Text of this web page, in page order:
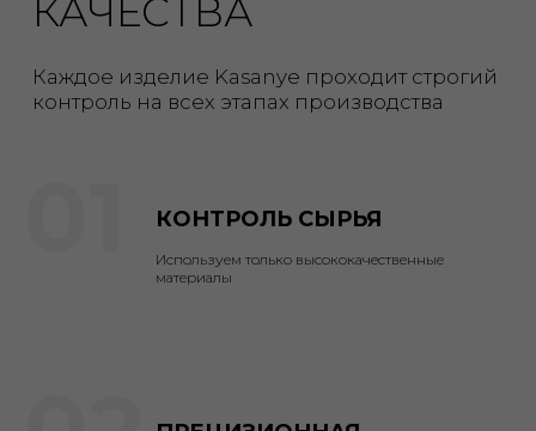
КОНТРОЛЬ СЫРЬЯ
Используем только высококачественные
материалы